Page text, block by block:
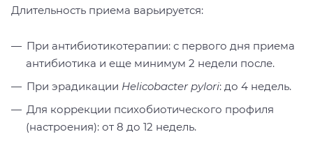
Длительность приема варьируется:
При антибиотикотерапии: с первого дня приема
антибиотика и еще минимум 2 недели после.
При эрадикации Helicobacter pylori: до 4 недель.
Для коррекции психобиотического профиля
(настроения): от 8 до 12 недель.